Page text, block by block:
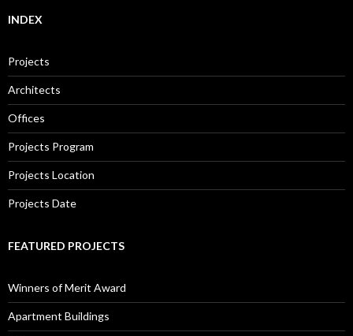
INDEX
Projects
Architects
Offices
Projects Program
Projects Location
Projects Date
FEATURED PROJECTS
Winners of Merit Award
Apartment Buildings